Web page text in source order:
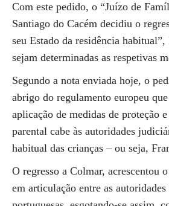
Com este pedido, o “Juízo de
Santiago do Cacém decidiu o
seu Estado da residência habitual”,
sejam determinadas as respetivas
Segundo a nota enviada hoje, o
abrigo do regulamento europeu
aplicação de medidas de proteção
parental cabe às autoridades
habitual das crianças – ou seja,
O regresso a Colmar, acrescentou
em articulação entre as autoridades